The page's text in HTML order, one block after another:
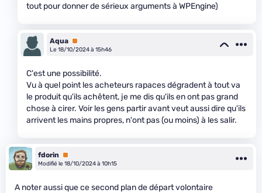
tout pour donner de sérieux arguments à WPEngine)
Aqua Premium
Le 18/10/2024 à 15h46
C'est une possibilité.
Vu à quel point les acheteurs rapaces dégradent à tout va
le produit qu'ils achêtent, je me dis qu'ils en ont pas grand
chose à cirer. Voir les gens partir avant veut aussi dire qu'ils
arrivent les mains propres, n'ont pas (ou moins) à les salir.
fdorin
Premium
Modifié le 18/10/2024 à 10h15
A noter aussi que ce second plan de départ volontaire